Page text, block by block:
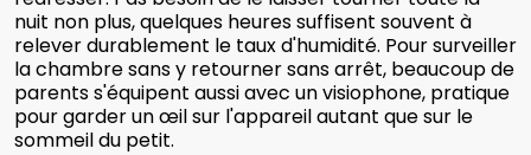
nuit non plus, quelques heures suffisent souvent à
relever durablement le taux d'humidité. Pour surveiller
la chambre sans y retourner sans arrêt, beaucoup de
parents s'équipent aussi avec un visiophone, pratique
pour garder un œil sur l'appareil autant que sur le
sommeil du petit.